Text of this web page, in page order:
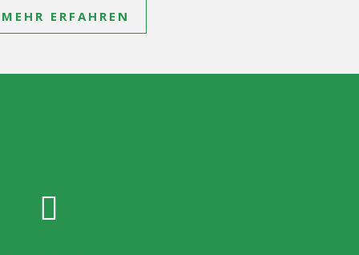
MEHR ERFAHREN